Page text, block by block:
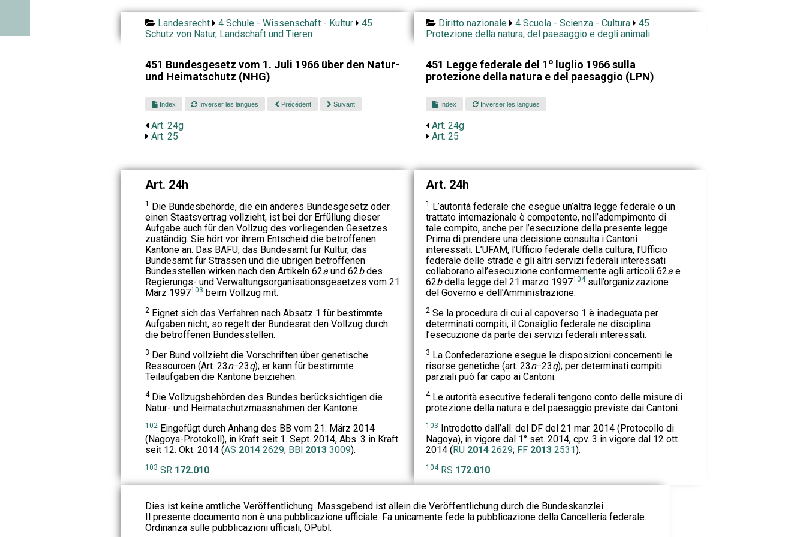
Landesrecht 4 Schule - Wissenschaft - Kultur
45
Schutz von Natur, Landschaft und Tieren
Diritto nazionale 4 Scuola - Scienza - Cultura
45
Protezione della natura, del paesaggio e degli animali
451 Bundesgesetz vom 1. Juli 1966 über den Natur-
und Heimatschutz (NHG)
451 Legge federale del 1 oluglio 1966 sulla
protezione della natura e del paesaggio (LPN)
Index Inverser les langues Précédent Suivant
Art. 24g
Art. 25
Index Inverser les langues
Art. 24g
Art. 25
Art. 24h
1 Die Bundesbehörde, die ein anderes Bundesgesetz oder
einen Staatsvertrag vollzieht, ist bei der Erfüllung dieser
Aufgabe auch für den Vollzug des vorliegenden Gesetzes
zuständig. Sie hört vor ihrem Entscheid die betroffenen
Kantone an. Das BAFU, das Bundesamt für Kultur, das
Bundesamt für Strassen und die übrigen betroffenen
Bundesstellen wirken nach den Artikeln 62aund 62bdes
Regierungs- und Verwaltungsorganisationsgesetzes vom 21.
März 1997103 beim Vollzug mit.
2Eignet sich das Verfahren nach Absatz 1 für bestimmte
Aufgaben nicht, so regelt der Bundesrat den Vollzug durch
die betroffenen Bundesstellen.
3 Der Bund vollzieht die Vorschriften über genetische
Ressourcen (Art. 23n−23q); er kann für bestimmte
Teilaufgaben die Kantone beiziehen.
4Die Vollzugsbehörden des Bundes berücksichtigen die
Natur- und Heimatschutzmassnahmen der Kantone.
102Eingefügt durch Anhang des BB vom 21. März 2014
(Nagoya-Protokoll), in Kraft seit 1. Sept. 2014, Abs. 3 in Kraft
seit 12. Okt. 2014 (AS 20142629; BBl 20133009).
103 SR 172.010
Art. 24h
1 L’autorità federale che esegue un’altra legge federale o un
trattato internazionale è competente, nell’adempimento di
tale compito, anche per l’esecuzione della presente legge.
Prima di prendere una decisione consulta i Cantoni
interessati. L’UFAM, l’Ufficio federale della cultura, l’Ufficio
federale delle strade e gli altri servizi federali interessati
collaborano all’esecuzione conformemente agli articoli 62ae
62bdella legge del 21 marzo 1997104sull’organizzazione
del Governo e dell’Amministrazione.
2Se la procedura di cui al capoverso 1 è inadeguata per
determinati compiti, il Consiglio federale ne disciplina
l’esecuzione da parte dei servizi federali interessati.
3 La Confederazione esegue le disposizioni concernenti le
risorse genetiche (art. 23n−23q); per determinati compiti
parziali può far capo ai Cantoni.
4Le autorità esecutive federali tengono conto delle misure di
protezione della natura e del paesaggio previste dai Cantoni.
103 Introdotto dall’all. del DF del 21 mar. 2014 (Protocollo di
Nagoya), in vigore dal 1° set. 2014, cpv. 3 in vigore dal 12 ott.
2014 (RU 20142629; FF 2013 2531).
104 RS 172.010
Dies ist keine amtliche Veröffentlichung. Massgebend ist allein die Veröffentlichung durch die Bundeskanzlei.
Il presente documento non è una pubblicazione ufficiale. Fa unicamente fede la pubblicazione della Cancelleria federale.
Ordinanza sulle pubblicazioni ufficiali, OPubl.